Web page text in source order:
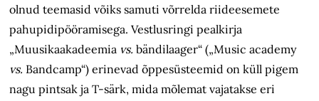
olnud teemasid võiks samuti võrrelda riideesemete
pahupidipööramisega. Vestlusringi pealkirja
„Muusikaakadeemia vs.bändilaager“ („Music academy
vs. Bandcamp“) erinevad õppesüsteemid on küll pigem
nagu pintsak ja T-särk, mida mõlemat vajatakse eri